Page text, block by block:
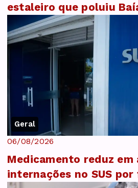
estaleiro que poluiu
Geral
06/08/2026
Medicamento reduz em
internações no SUS